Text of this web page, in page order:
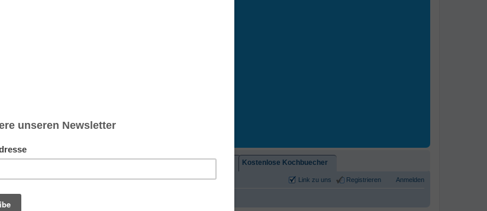
Ball darf zu keiner Zeit den Boden berühren. Gespielt werden
wie beim Squash, auch über die Wände gespielt werden darf.
Nabu)
Kostenlose Kochbuecher
Anmelden
Registrieren
Link zu uns